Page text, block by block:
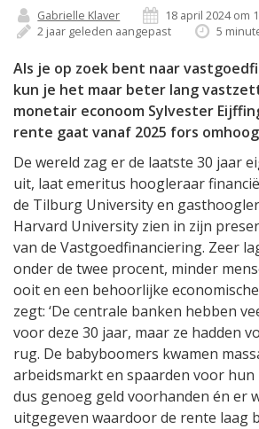
Gabrielle Klaver
18 april 2024 om
2 jaar geleden aangepast
5
Als je op zoek bent naar
kun je het maar beter lang
monetair econoom Sylvester
rente gaat vanaf 2025 fors
De wereld zag er de laatste 30 jaar
uit, laat emeritus hoogleraar
de Tilburg University en
Harvard University zien in zijn
van de Vastgoedfinanciering. Zeer
onder de twee procent, minder
ooit en een behoorlijke
zegt: ‘De centrale banken hebben
voor deze 30 jaar, maar ze hadden
rug. De babyboomers kwamen
arbeidsmarkt en spaarden voor hun
dus genoeg geld voorhanden én er
uitgegeven waardoor de rente laag